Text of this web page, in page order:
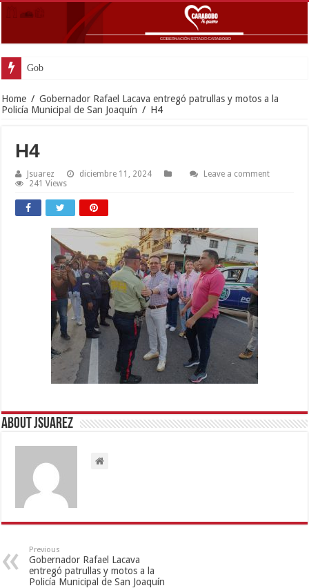
Gobernador Lacava an
Home / Gobernador Rafael Lacava entregó patrullas y motos a la
Policía Municipal de San Joaquín / H4
H4
Jsuarez diciembre 11, 2024
Leave a comment
241 Views
About Jsuarez
Previous
Gobernador Rafael Lacava
entregó patrullas y motos a la
Policía Municipal de San Joaquín